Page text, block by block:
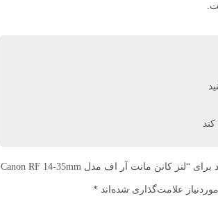
اولین نفری باشید که دیدگاهی را ارسال می کنید برای “لنز کانن مانت آر اف مدل Canon RF 14-35mm
علامت‌گذاری شده‌اند *